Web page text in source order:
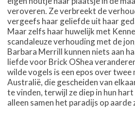
veroveren. Ze verbreekt de
vergeefs haar geliefde uit haar
Maar zelfs haar huwelijk met
scandaleuze verhouding met de
Barbara Merrill kunnen niets aan
liefde voor Brick OShea
wilde vogels is een epos over twee
Australië, die gescheiden van
te vinden, terwijl ze diep in hun
alleen samen het paradijs op aarde